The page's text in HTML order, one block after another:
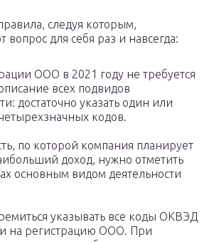
следуя которым,
вопрос для себя раз и навсегда:
ООО в 2021 году не требуется
всех подвидов
достаточно указать один или
кодов.
по которой компания планирует
доход, нужно отметить
основным видом деятельности
указывать все коды ОКВЭД
на регистрацию ООО. При